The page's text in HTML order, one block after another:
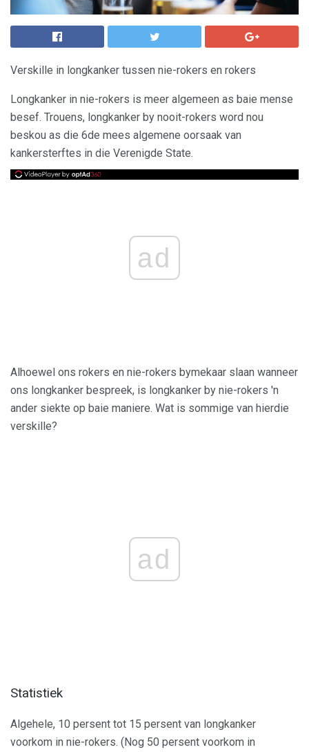
Verskille in longkanker tussen nie-rokers en rokers
Longkanker in nie-rokers is meer algemeen as baie mense
besef. Trouens, longkanker by nooit-rokers word nou
beskou as die 6de mees algemene oorsaak van
kankersterftes in die Verenigde State.
ad
Alhoewel ons rokers en nie-rokers bymekaar slaan wanneer
ons longkanker bespreek, is longkanker by nie-rokers 'n
ander siekte op baie maniere. Wat is sommige van hierdie
verskille?
ad
Statistiek
Algehele, 10 persent tot 15 persent van longkanker
voorkom in nie-rokers. (Nog 50 persent voorkom in